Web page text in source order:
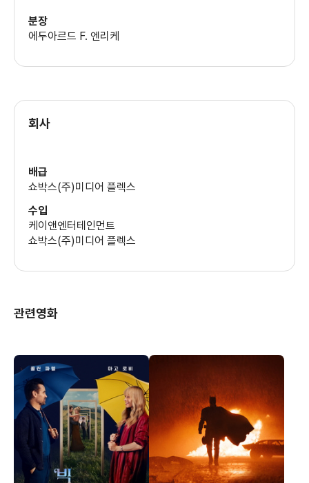
참여했다는 것이다.. 자연 다큐멘터리를 좋아하는 사람들이라면
이 회사의 이름을 많이 들었을거라 생각했던 가운데 확실히
지오그래픽사가 제작에 참여해서 그런지 내셔널 지오그래픽
특유의
거기에 시베리아를 탈출하여 추위와 더위에 맞서서 자유를 찾기
위해 한걸음 한걸음 걸어가는 인물들의 모습을 보면서 보는
사람에
따라선 아쉽다는 느낌이 많이 받겟다는 생각도 해보았지만
보면서
같다.
배우들의 연기도 괜찮았던 것 같다.. 특히 콜린 파렐씨와
애드 해리스씨의 연기가 특히 인상깊었다고 할수 있다..
시얼샤 로넌씨와 짐 스터게스씨의 연기는 이 두분에 비하면
그나마 무난했다고 할수 있었던 수준이었던 것 같다.
마크 스트롱
분장
에두아르드 F. 엔리케
회사
배급
쇼박스(주)미디어 플렉스
수입
케이앤엔터테인먼트
쇼박스(주)미디어 플렉스
관련영화